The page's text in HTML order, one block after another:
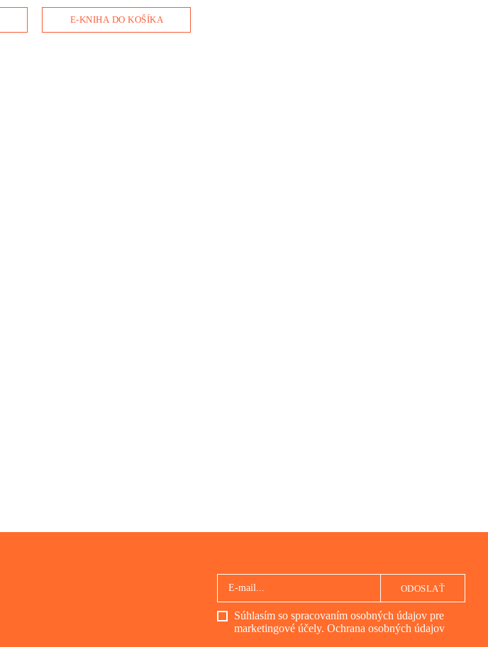
padajúcich bômb.
E-KNIHA DO KOŠÍKA
Súhlasím so spracovaním osobných údajov pre
marketingové účely. Ochrana osobných údajov
ODOSLAŤ